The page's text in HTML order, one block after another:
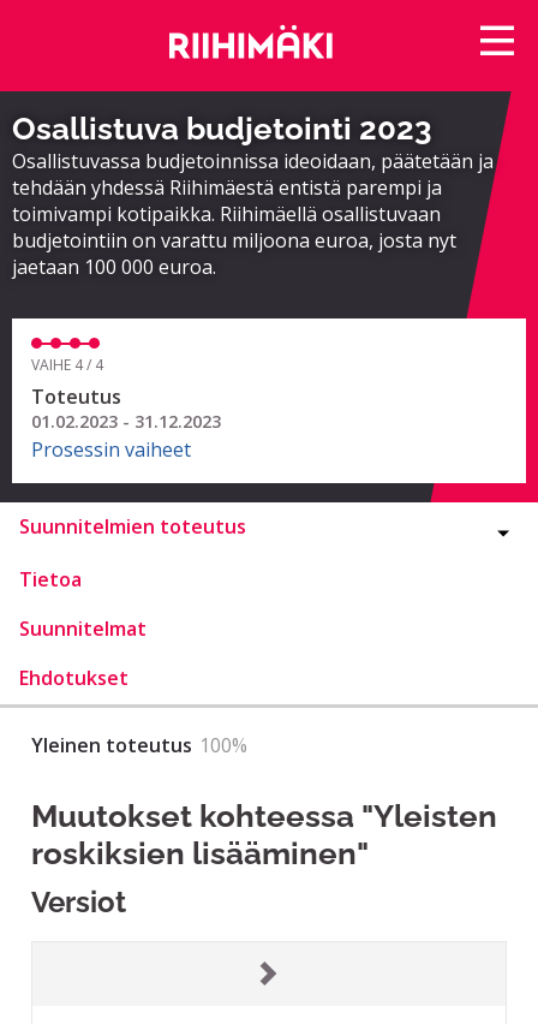
Osallistuva budjetointi 2023
Osallistuvassa budjetoinnissa ideoidaan, päätetään ja
tehdään yhdessä Riihimäestä entistä parempi ja
toimivampi kotipaikka. Riihimäellä osallistuvaan
budjetointiin on varattu miljoona euroa, josta nyt
jaetaan 100 000 euroa.
VAIHE 4 / 4
Toteutus
01.02.2023 - 31.12.2023
Prosessin vaiheet
Suunnitelmien toteutus
Tietoa
Suunnitelmat
Ehdotukset
Yleinen toteutus 100%
Muutokset kohteessa "Yleisten
roskiksien lisääminen"
Versiot